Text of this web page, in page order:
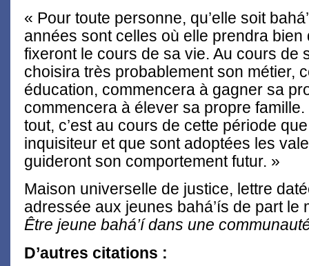
« Pour toute personne, qu’elle soit
années sont celles où elle prendra
fixeront le cours de sa vie. Au cours de
choisira très probablement son métier,
éducation, commencera à gagner sa
commencera à élever sa propre
tout, c’est au cours de cette période
inquisiteur et que sont adoptées les
guideront son comportement futur. »
Maison universelle de justice, lettre
adressée aux jeunes bahá’ís de part le
Être jeune bahá’í dans une
D’autres citations :